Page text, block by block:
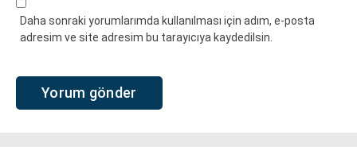
Daha sonraki yorumlarımda kullanılması için adım, e-posta
adresim ve site adresim bu tarayıcıya kaydedilsin.